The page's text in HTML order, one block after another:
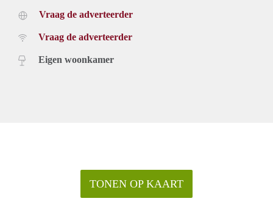
Vraag de adverteerder
Vraag de adverteerder
Eigen woonkamer
TONEN OP KAART